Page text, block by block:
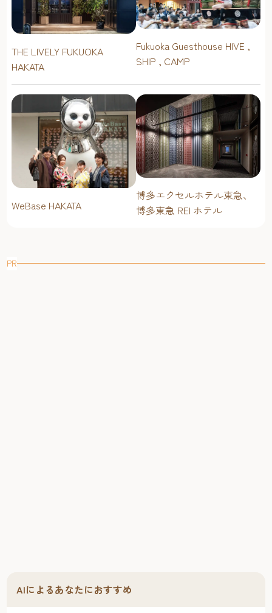
THE LIVELY FUKUOKA
HAKATA
Fukuoka Guesthouse HIVE ,
SHIP , CAMP
WeBase HAKATA
博多エクセルホテル東急、
博多東急 REI ホテル
PR
AIによるあなたにおすすめ